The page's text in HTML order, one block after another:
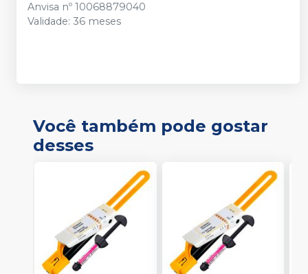
Anvisa nº 10068879040
Validade: 36 meses
Você também pode gostar
desses